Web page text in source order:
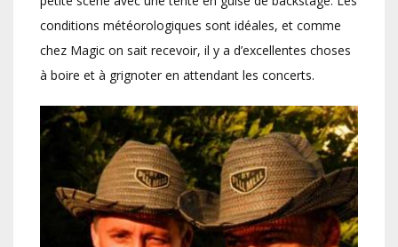
conditions météorologiques sont idéales, et comme
chez Magic on sait recevoir, il y a d’excellentes choses
à boire et à grignoter en attendant les concerts.